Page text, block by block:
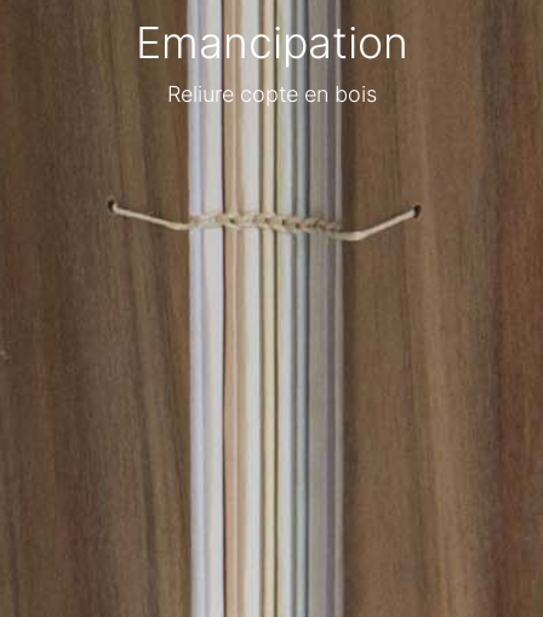
Emancipation
Reliure copte en bois